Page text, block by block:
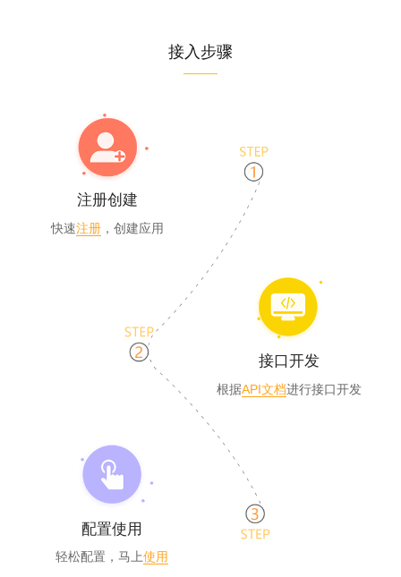
接入步骤
注册创建
快速注册，创建应用
接口开发
根据API文档进行接口开发
配置使用
轻松配置，马上使用